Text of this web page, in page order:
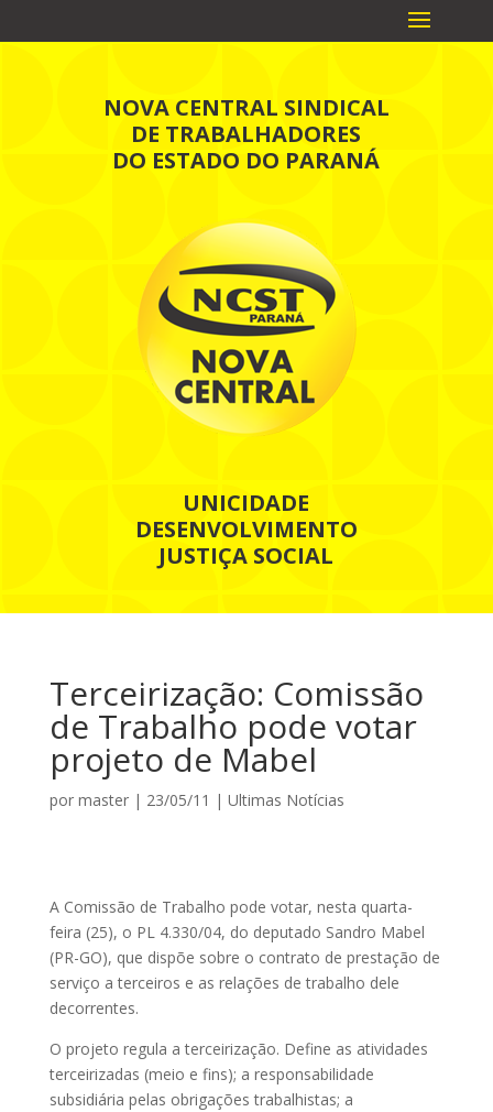
NOVA CENTRAL SINDICAL
DE TRABALHADORES
DO ESTADO DO PARANÁ
UNICIDADE
DESENVOLVIMENTO
JUSTIÇA SOCIAL
Terceirização: Comissão
de Trabalho pode votar
projeto de Mabel
por master| 23/05/11 | Ultimas Notícias
A Comissão de Trabalho pode votar, nesta quarta-
feira (25), o PL 4.330/04, do deputado Sandro Mabel
(PR-GO), que dispõe sobre o contrato de prestação de
serviço a terceiros e as relações de trabalho dele
decorrentes.
O projeto regula a terceirização. Define as atividades
terceirizadas (meio e fins); a responsabilidade
subsidiária pelas obrigações trabalhistas; a